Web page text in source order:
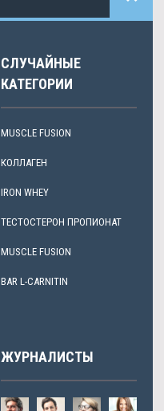
СЛУЧАЙНЫЕ
КАТЕГОРИИ
MUSCLE FUSION
КОЛЛАГЕН
IRON WHEY
ТЕСТОСТЕРОН ПРОПИОНАТ
MUSCLE FUSION
BAR L-CARNITIN
ЖУРНАЛИСТЫ